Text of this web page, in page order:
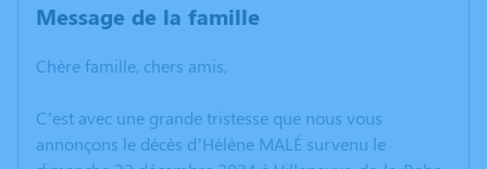
Message de la famille
Chère famille, chers amis,
C’est avec une grande tristesse que nous vous
annonçons le décès d’Hélène MALÉ survenu le